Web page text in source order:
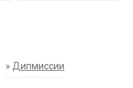
» Дипмиссии